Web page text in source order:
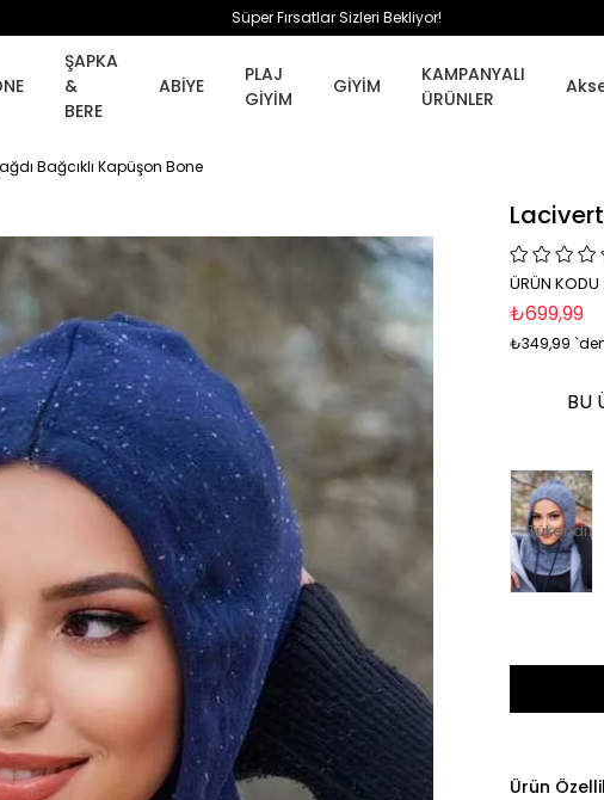
Süper Fırsatlar Sizleri Bekliyor!
ŞAPKA
&
BERE
ABİYE
PLAJ
GİYİM
GİYİM
KAMPANYALI
ÜRÜNLER
Bağcıklı Kapüşon Bone
ÜRÜN
₺699,99
₺349,99
BU
Tükendi
Ürün